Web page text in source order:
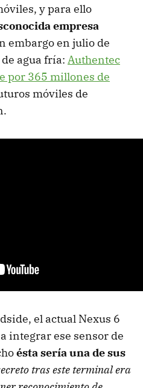
y para ello
empresa
embargo en julio de
agua fría: Authentec
por 365 millones de
móviles de
el actual Nexus 6
integrar ese sensor de
ésta sería una de sus
tras este terminal era